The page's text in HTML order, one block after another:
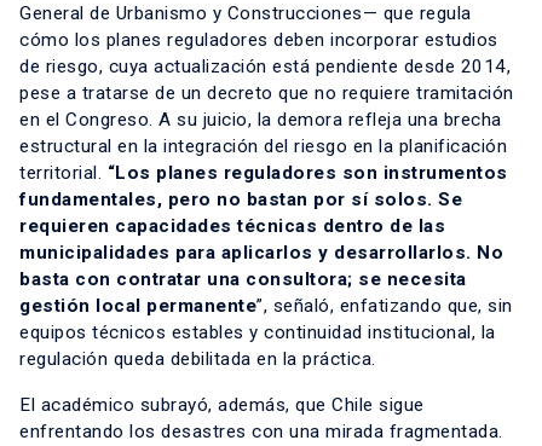
General de Urbanismo y Construcciones— que regula
cómo los planes reguladores deben incorporar estudios
de riesgo, cuya actualización está pendiente desde 2014,
pese a tratarse de un decreto que no requiere tramitación
en el Congreso. A su juicio, la demora refleja una brecha
estructural en la integración del riesgo en la planificación
territorial. “Los planes reguladores son instrumentos
fundamentales, pero no bastan por sí solos. Se
requieren capacidades técnicas dentro de las
municipalidades para aplicarlos y desarrollarlos. No
basta con contratar una consultora; se necesita
gestión local permanente”, señaló, enfatizando que, sin
equipos técnicos estables y continuidad institucional, la
regulación queda debilitada en la práctica.
El académico subrayó, además, que Chile sigue
enfrentando los desastres con una mirada fragmentada.